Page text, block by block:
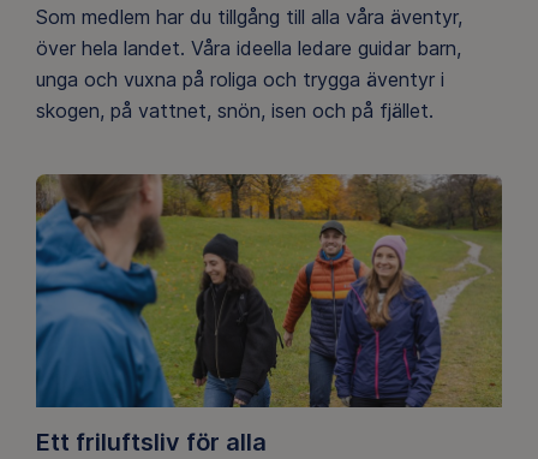
Som medlem har du tillgång till alla våra äventyr,
över hela landet. Våra ideella ledare guidar barn,
unga och vuxna på roliga och trygga äventyr i
skogen, på vattnet, snön, isen och på fjället.
Ett friluftsliv för alla